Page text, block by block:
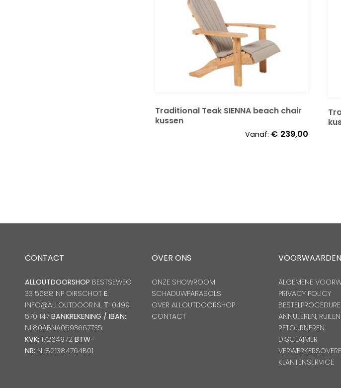
Traditional Teak SIENNA beach chair
kussen
Vanaf: € 239,00
CONTACT
ALLOUTDOORSHOP BESTSEWEG
33 5688 NP OIRSCHOT E:
INFO@ALLOUTDOOR.NL T: 0499
570 147 BANKREKENING / IBAN:
NL80ABNA0593667735
KVK: 17264972 BTW-
NR: NL821384764B01
OVER ONS
ONZE SHOWROOM
SCHADUWPARASOLS
OVER ALLOUTDOORSHOP
CONTACT
VOORWAARDEN
ALGEMENE
PRIVACY POLICY
BESTELPROCEDURE
ANNULEREN,
RETOURNEREN
DISCLAIMER
KLANTENSERVICE